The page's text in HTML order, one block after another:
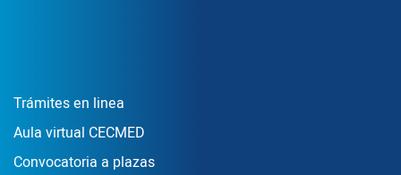
Enlace Footer1
Trámites en linea
Aula virtual CECMED
Convocatoria a plazas